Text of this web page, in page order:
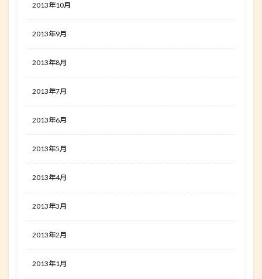
2013年10月
2013年9月
2013年8月
2013年7月
2013年6月
2013年5月
2013年4月
2013年3月
2013年2月
2013年1月